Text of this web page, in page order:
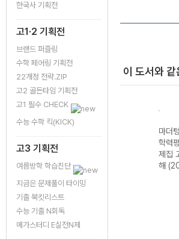
한국사 기획전
고1·2 기획전
브랜드 퍼즐링
수학 페어링 기획전
22개정 전략.ZIP
고2 골든타임 기획전
고1 필수 CHECK
수능 수학 킥(KICK)
고3 기획전
여름방학 학습진단
지금은 문제풀이 타이밍
기출 북킷리스트
수능 기출 N회독
메가스터디 E실전N제
이 도서와
학력평가 기출 모
의고사 3개년 13
회 고2 국어 영역
마더
학력
제집
해